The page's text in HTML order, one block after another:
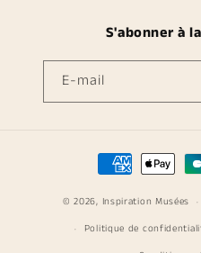
S'abonner à
E-mail
Moyens
de
paiement
© 2026, Inspiration Musées
Politique de